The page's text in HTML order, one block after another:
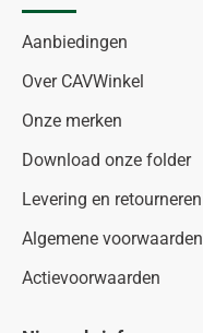
Aanbiedingen
Over CAVWinkel
Onze merken
Download onze folder
Levering en retourneren
Algemene voorwaarden
Actievoorwaarden